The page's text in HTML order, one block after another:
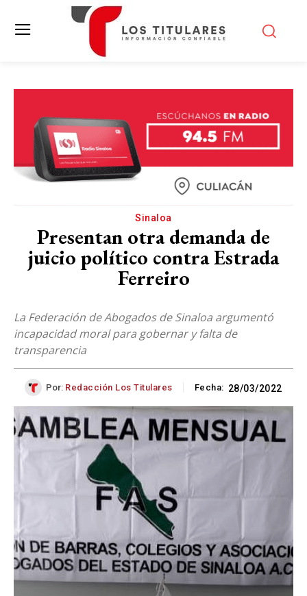
Sinaloa
Presentan otra demanda de
juicio político contra Estrada
Ferreiro
La Federación de Abogados de Sinaloa argumentó
incapacidad moral para gobernar y falta de
transparencia
Por: Redacción Los Titulares Fecha: 28/03/2022